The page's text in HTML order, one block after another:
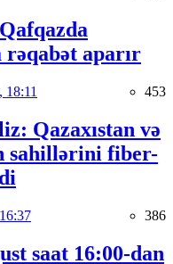
aparır
18:11 453
Qazaxıstan və
sahillərini fiber-
386
saat 16:00-dan